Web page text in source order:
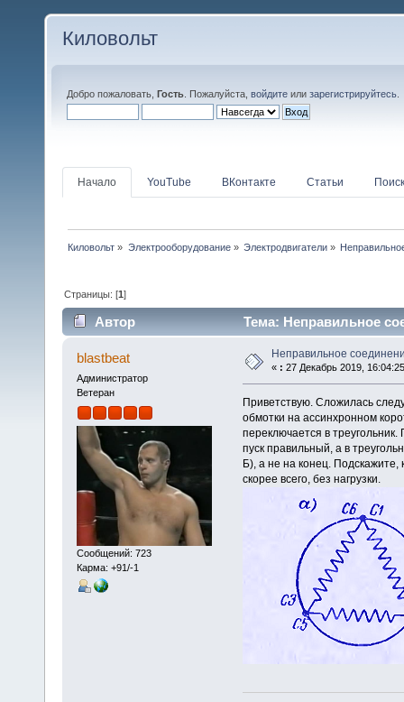
Киловольт
Добро пожаловать, Гость . Пожалуйста, войдите или зарегистрируйтесь
Начало YouTube ВКонтакте Статьи Поиск
Киловольт » Электрооборудование» Электродвигатели»
Страницы: [1]
Автор Тема: Неправильное
blastbeat
Администратор
Ветеран
Сообщений: 723
Карма: +91/-1
Неправильное
« : 27 Декабрь 2019,
Приветствую. Сложилась
обмотки на ассинхронном
переключается в
пуск правильный, а в
Б), а не на конец. Подскажите,
скорее всего, без нагрузки.